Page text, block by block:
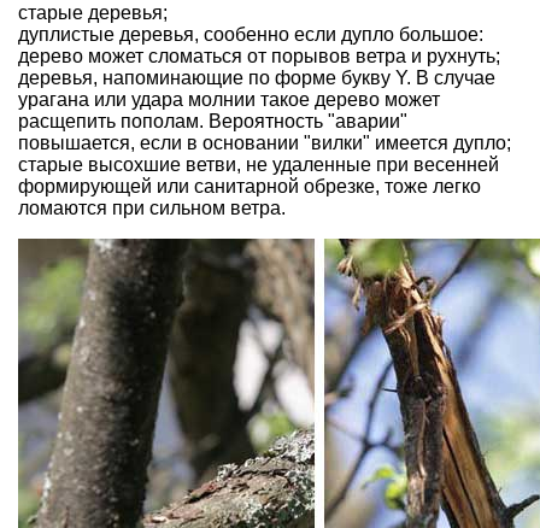
старые деревья;
дуплистые деревья, сообенно если дупло большое:
дерево может сломаться от порывов ветра и рухнуть;
деревья, напоминающие по форме букву Y. В случае
урагана или удара молнии такое дерево может
расщепить пополам. Вероятность "аварии"
повышается, если в основании "вилки" имеется дупло;
старые высохшие ветви, не удаленные при весенней
формирующей или санитарной обрезке, тоже легко
ломаются при сильном ветра.